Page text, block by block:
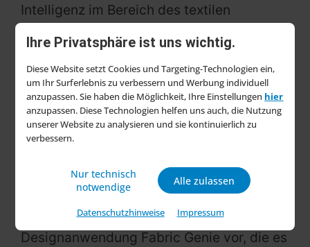
Ihre Privatsphäre ist uns wichtig.
Diese Website setzt Cookies und Targeting-Technologien ein,
um Ihr Surferlebnis zu verbessern und Werbung individuell
anzupassen. Sie haben die Möglichkeit, Ihre Einstellungen hier
anzupassen. Diese Technologien helfen uns auch, die Nutzung
unserer Website zu analysieren und sie kontinuierlich zu
verbessern.
Nur technisch
notwendige
Alle zulassen
Datenschutzhinweise Impressum
Intelligenz im Bereich des textilen
Transformationen
Olaf Schmidt betonte in seiner Rede die
schnelle Entwicklung der KI und erläuterte,
Ausgabe der Heimtextil in den
Vordergrund stellt. Danny Richman stellte
den praktischen Einsatz seiner KI-
Designanwendung Fabric Genie vor, die es